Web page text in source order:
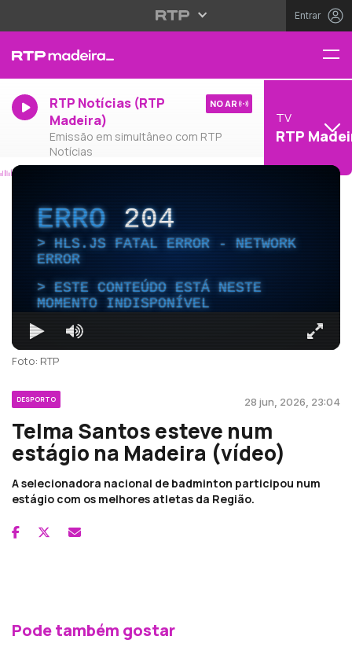
Entrar
RTP Notícias (RTP
Madeira)
Emissão em simultâneo com RTP
Notícias
NO AR
TV
RTP
ERRO204
HLS.JS FATAL ERROR - NETWORK
ERROR
ESTE CONTEÚDO ESTÁ NESTE
MOMENTO INDISPONÍVEL
Foto: RTP
DESPORTO 28 jun, 2026, 23:04
Telma Santos esteve num
estágio na Madeira (vídeo)
A selecionadora nacional de badminton participou num
estágio com os melhores atletas da Região.
Pode também gostar